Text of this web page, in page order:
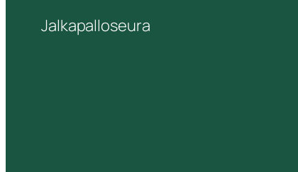
Jalkapalloseura